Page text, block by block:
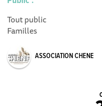
Tout public
Familles
ASSOCIATION CHENE